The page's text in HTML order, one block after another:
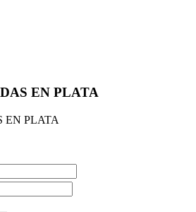
EN PLATA
EN PLATA